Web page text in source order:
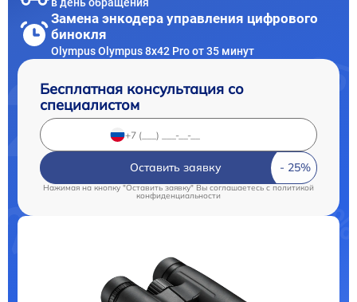
Замена энкодера управления цифрового
бинокля
Olympus Olympus 8x42 Pro от 35 минут
Бесплатная консультация со
специалистом
Оставить заявку
Нажимая на кнопку "Оставить заявку" Вы соглашаетесь c политикой
конфиденциальности